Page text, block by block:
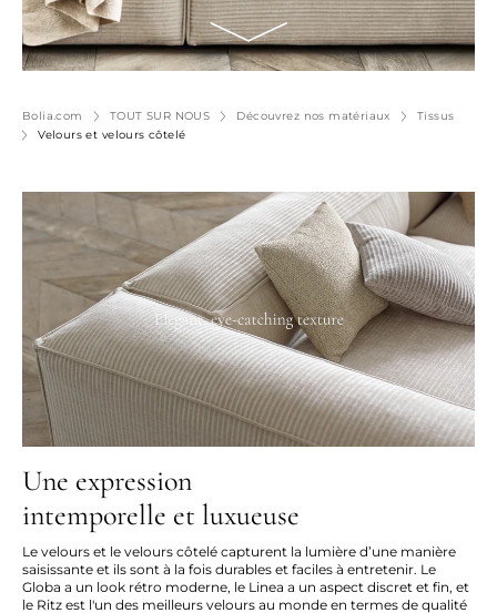
Bolia.com TOUT SUR NOUS Découvrez nos matériaux
Tissus
Velours et velours côtelé
Une expression
intemporelle et luxueuse
Le velours et le velours côtelé capturent la lumière d’une manière
saisissante et ils sont à la fois durables et faciles à entretenir. Le
Globa a un look rétro moderne, le Linea a un aspect discret et fin, et
le Ritz est l'un des meilleurs velours au monde en termes de qualité